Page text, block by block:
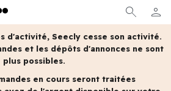
search person
MON
d'activité, Seecly cesse son activité.
et les dépôts d'annonces ne sont
plus possibles.
en cours seront traitées